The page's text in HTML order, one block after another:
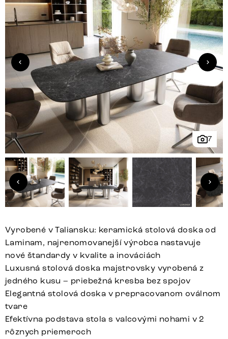
7
Vyrobené v Taliansku: keramická stolová doska od
Laminam, najrenomovanejší výrobca nastavuje
nové štandardy v kvalite a inováciách
Luxusná stolová doska majstrovsky vyrobená z
jedného kusu – priebežná kresba bez spojov
Elegantná stolová doska v prepracovanom oválnom
tvare
Efektívna podstava stola s valcovými nohami v 2
rôznych priemeroch